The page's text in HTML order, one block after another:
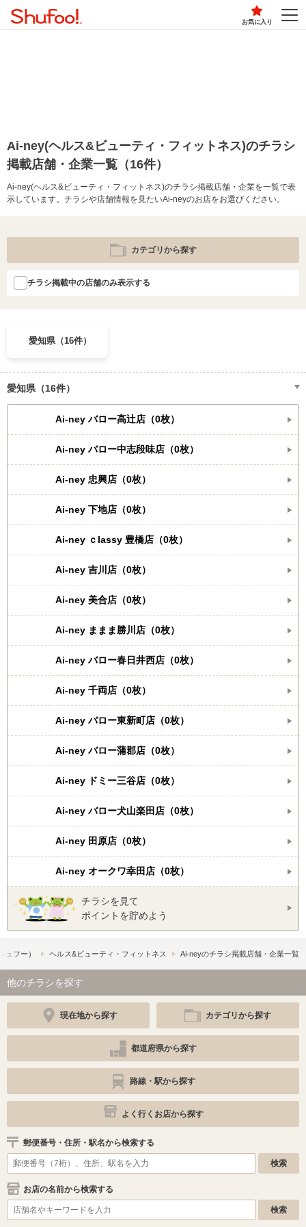
お気に入り
Ai-ney(ヘルス&ビューティ・フィットネス)のチラシ
掲載店舗・企業一覧（16件）
Ai-ney(ヘルス&ビューティ・フィットネス)のチラシ掲載店舗・企業を一覧で表
示しています。チラシや店舗情報を見たいAi-neyのお店をお選びください。
カテゴリから探す
チラシ掲載中の店舗のみ表示する
愛知県（16件）
愛知県（16件）
Ai-ney バロー高辻店（0枚）
Ai-ney バロー中志段味店（0枚）
Ai-ney 忠興店（0枚）
Ai-ney 下地店（0枚）
Ai-ney ｃlassy 豊橋店（0枚）
Ai-ney 吉川店（0枚）
Ai-ney 美合店（0枚）
Ai-ney ままま勝川店（0枚）
Ai-ney バロー春日井西店（0枚）
Ai-ney 千両店（0枚）
Ai-ney バロー東新町店（0枚）
Ai-ney バロー蒲郡店（0枚）
Ai-ney ドミー三谷店（0枚）
Ai-ney バロー犬山楽田店（0枚）
Ai-ney 田原店（0枚）
Ai-ney オークワ幸田店（0枚）
チラシを見て
ポイントを貯めよう
ュフー） ヘルス&ビューティ・フィットネス Ai-neyのチラシ掲載店舗・企業一覧
他のチラシを探す
現在地から探す カテゴリから探す
都道府県から探す
路線・駅から探す
よく行くお店から探す
郵便番号・住所・駅名から検索する
お店の名前から検索する